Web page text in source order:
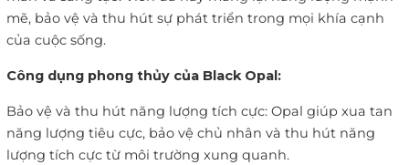
mẽ, bảo vệ và thu hút sự phát triển trong mọi khía cạnh
của cuộc sống.
Công dụng phong thủy của Black Opal:
Bảo vệ và thu hút năng lượng tích cực: Opal giúp xua tan
năng lượng tiêu cực, bảo vệ chủ nhân và thu hút năng
lượng tích cực từ môi trường xung quanh.